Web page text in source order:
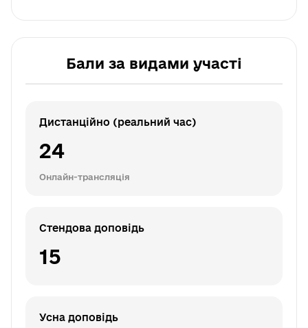
Бали за видами участі
Дистанційно (реальний час)
24
Онлайн-трансляція
Стендова доповідь
15
Усна доповідь